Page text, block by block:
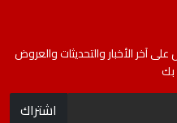
آخر الأخبار والتحديثات والعروض
بك
اشتراك